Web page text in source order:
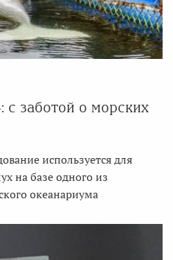
с заботой о морских
используется для
на базе одного из
океанариума